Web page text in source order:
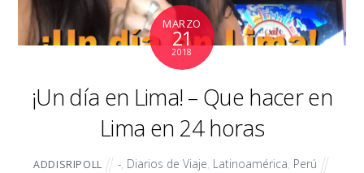
MARZO
21
2018
¡Un día en Lima! – Que hacer en
Lima en 24 horas
ADDISRIPOLL - Diarios de Viaje Latinoamérica Perú